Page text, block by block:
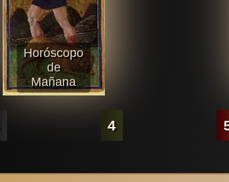
Horóscopo
de
Mañana
4